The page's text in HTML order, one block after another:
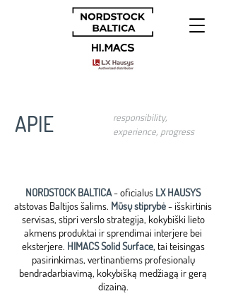
APIE
responsibility,
experience, progress
NORDSTOCK BALTICA- oficialus LX HAUSYS
atstovas Baltijos šalims. Mūsų stiprybė- išskirtinis
servisas, stipri verslo strategija, kokybiški lieto
akmens produktai ir sprendimai interjere bei
eksterjere. HIMACS Solid Surface, tai teisingas
pasirinkimas, vertinantiems profesionalų
bendradarbiavimą, kokybišką medžiagą ir gerą
dizainą.